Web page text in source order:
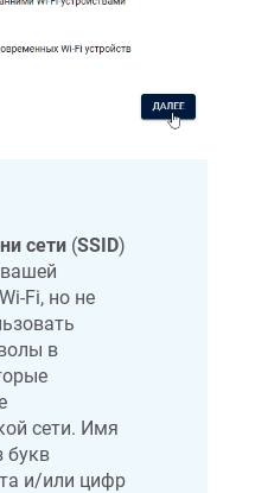
сети (SSID)
Fi, но не
в
сети. Имя
букв
и/или цифр